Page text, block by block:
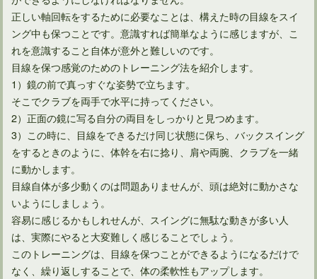
多くのプロ野球選手は、ゴルフの飛距離が凄いのは何で？
多くのゴルファー憧れ、ドライバーで300ヤード飛ばすには
ゴルフルールでのパター2本の是非とその効果について
正しい体重移動ピッチングフォームをゴルフスイングに生かす
正しい軸回転をするために必要なことは、構えた時の目線をスイ
ング中も保つことです。意識すれば簡単なように感じますが、こ
れを意識すること自体が意外と難しいのです。
目線を保つ感覚のためのトレーニング法を紹介します。
1）鏡の前で真っすぐな姿勢で立ちます。
そこでクラブを両手で水平に持ってください。
2）正面の鏡に写る自分の両目をしっかりと見つめます。
3）この時に、目線をできるだけ同じ状態に保ち、バックスイング
をするときのように、体幹を右に捻り、肩や両腕、クラブを一緒
に動かします。
目線自体が多少動くのは問題ありませんが、頭は絶対に動かさな
いようにしましょう。
容易に感じるかもしれせんが、スイングに無駄な動きが多い人
は、実際にやると大変難しく感じることでしょう。
このトレーニングは、目線を保つことができるようになるだけで
なく、繰り返しすることで、体の柔軟性もアップします。